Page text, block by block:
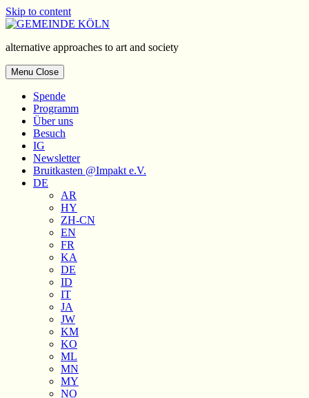
Skip to content
alternative approaches to art and society
Menu Close
Spende
Programm
Über uns
Besuch
IG
Newsletter
Bruitkasten @Impakt e.V.
DE
AR
HY
ZH-CN
EN
FR
KA
DE
ID
IT
JA
JW
KM
KO
ML
MN
MY
NO